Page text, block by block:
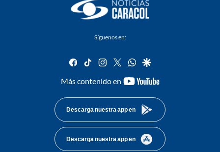
Síguenos en:
facebook
tiktok instagram
twitterwhatsapp
google
Más contenido en
youtube-
Descarga nuestra app en
Descarga nuestra app en